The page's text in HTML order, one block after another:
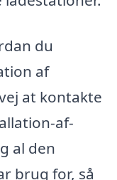
du
af
at kontakte
af-
al den
brug for, så